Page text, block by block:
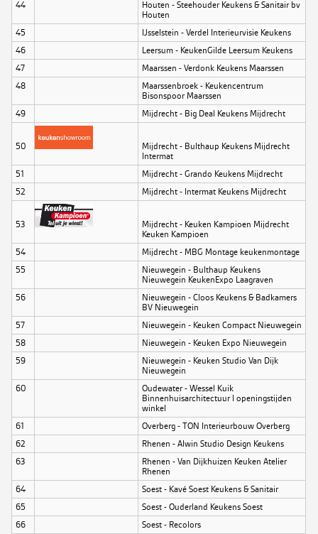
44
Houten - Steehouder Keukens & Sanitair bv
Houten
45
IJsselstein - Verdel Interieurvisie Keukens
46
Leersum - KeukenGilde Leersum Keukens
47
Maarssen - Verdonk Keukens Maarssen
48
Maarssenbroek - Keukencentrum
Bisonspoor Maarssen
49
Mijdrecht - Big Deal Keukens Mijdrecht
50
Mijdrecht - Bulthaup Keukens Mijdrecht
Intermat
51
Mijdrecht - Grando Keukens Mijdrecht
52
Mijdrecht - Intermat Keukens Mijdrecht
53
Mijdrecht - Keuken Kampioen Mijdrecht
Keuken Kampioen
54
Mijdrecht - MBG Montage keukenmontage
55
Nieuwegein - Bulthaup Keukens
Nieuwegein KeukenExpo Laagraven
56
Nieuwegein - Cloos Keukens & Badkamers
BV Nieuwegein
57
Nieuwegein - Keuken Compact Nieuwegein
58
Nieuwegein - Keuken Expo Nieuwegein
59
Nieuwegein - Keuken Studio Van Dijk
Nieuwegein
60
Oudewater - Wessel Kuik
Binnenhuisarchitectuur l openingstijden
winkel
61
Overberg - TON Interieurbouw Overberg
62
Rhenen - Alwin Studio Design Keukens
63
Rhenen - Van Dijkhuizen Keuken Atelier
Rhenen
64
Soest - Kavé Soest Keukens & Sanitair
65
Soest - Ouderland Keukens Soest
66
Soest - Recolors